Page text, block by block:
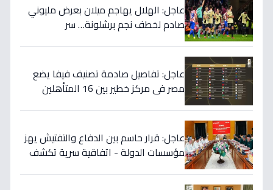
عاجل: الهلال يهاجم ميلان بعرض مليوني
صادم لخطف نجم برشلونة… سر
عاجل: تفاصيل صادمة تصنيف فيفا يضع
مصر في مركز خطير بين 16 المتأهلين
عاجل: قرار حاسم بين الدفاع والتفتيش يهز
مؤسسات الدولة - اتفاقية سرية تكشف